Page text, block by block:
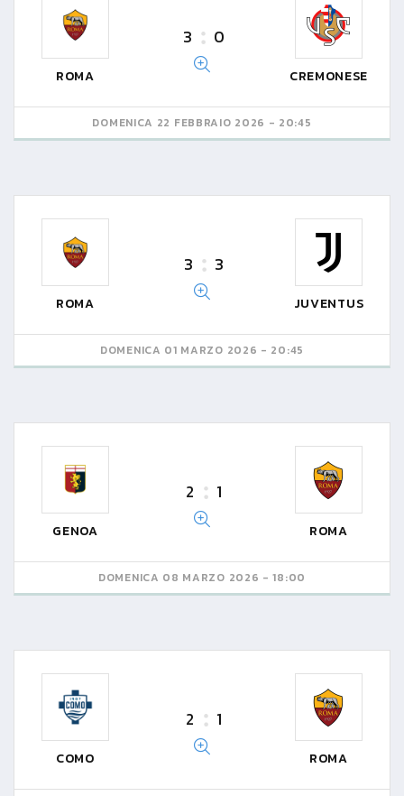
ROMA
3 0
CREMONESE
DOMENICA 22 FEBBRAIO 2026 - 20:45
ROMA
3 3
JUVENTUS
DOMENICA 01 MARZO 2026 - 20:45
GENOA
2 1
ROMA
DOMENICA 08 MARZO 2026 - 18:00
COMO
2 1
ROMA